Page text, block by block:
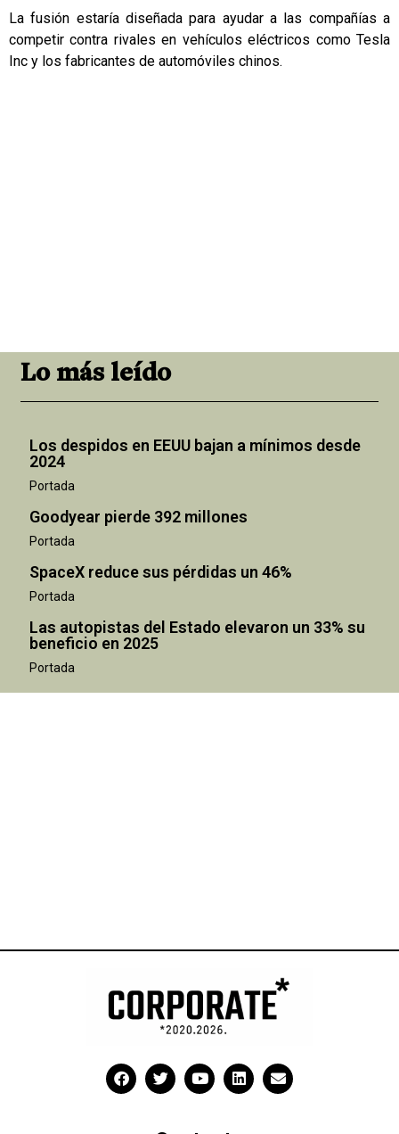
La fusión estaría diseñada para ayudar a las compañías a
competir contra rivales en vehículos eléctricos como Tesla
Inc y los fabricantes de automóviles chinos.
Lo más leído
Los despidos en EEUU bajan a mínimos desde
2024
Portada
Goodyear pierde 392 millones
Portada
SpaceX reduce sus pérdidas un 46%
Portada
Las autopistas del Estado elevaron un 33% su
beneficio en 2025
Portada